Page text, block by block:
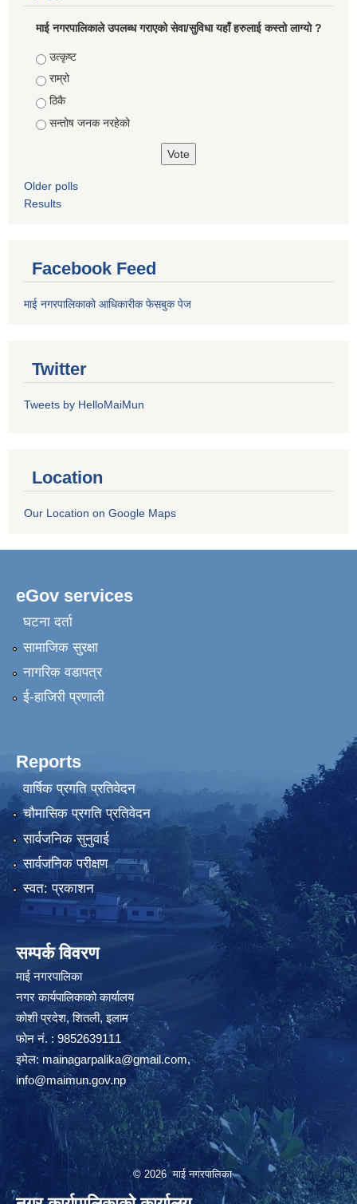
माई नगरपालिकाले उपलब्ध गराएको सेवा/सुविधा यहाँ हरुलाई कस्तो लाग्यो ?
Choices
उत्कृष्ट
राम्रो
ठिकै
सन्तोष जनक नरहेको
Older polls
Results
Facebook Feed
माई नगरपालिकाको आधिकारीक फेसबुक पेज
Twitter
Tweets by HelloMaiMun
Location
Our Location on Google Maps
eGov services
घटना दर्ता
सामाजिक सुरक्षा
नागरिक वडापत्र
ई-हाजिरी प्रणाली
Reports
वार्षिक प्रगति प्रतिवेदन
चौमासिक प्रगति प्रतिवेदन
सार्वजनिक सुनुवाई
सार्वजनिक परीक्षण
स्वत: प्रकाशन
सम्पर्क विवरण
माई नगरपालिका
नगर कार्यपालिकाको कार्यालय
कोशी प्रदेश, शितली, इलाम
फोन नं. : 9852639111
इमेल:mainagarpalika@gmail.com,
info@maimun.gov.np
© 2026 माई नगरपालिका